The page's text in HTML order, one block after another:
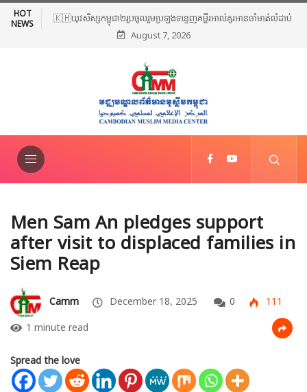
HOT
NEWS
🇰🇭យុវសិស្សកម្ពុជា២រូបចូលរួមប្រឡងទន្ទេញគម្ពីរអាល់គូរអានចាំមាត់លំដាប់
ពិភពលោក លើកទី៤៦ នៅទីក្រុងម៉ាក់កះ ប្រទេសអារ៉ាប៊ីសាអូឌីត
August 7, 2026
Men Sam An pledges support
after visit to displaced families in
Siem Reap
Camm December 18, 2025 0
111
1 minute read
Spread the love